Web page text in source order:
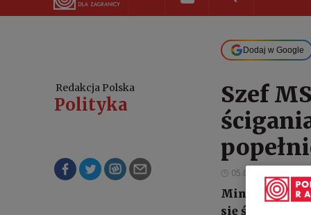
Dodaj w Google
Redakcja Polska
Polityka
Szef
05.03.2022 15:14
Minister spraw
się ścigania